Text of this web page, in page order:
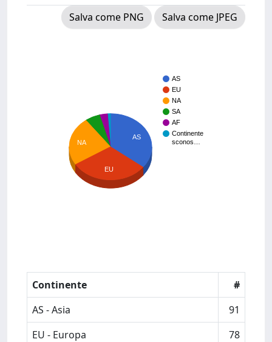
Salva come PNG
Salva come JPEG
AS
EU
NA
SA
AF
Continente
sconos…
AS
NA
EU
Continente
#
AS - Asia
91
EU - Europa
78